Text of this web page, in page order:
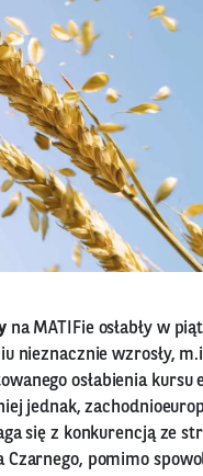
na MATIFie osłabły w
nieznacznie wzrosły,
osłabienia kursu
jednak,
się z konkurencją ze
Czarnego, pomimo